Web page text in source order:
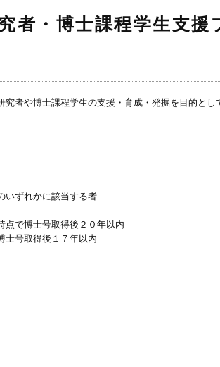
者・博士課程学生支援
者や博士課程学生の支援・育成・発掘を目的とし
いずれかに該当する者
点で博士号取得後２０年以内
士号取得後１７年以内